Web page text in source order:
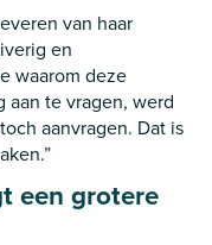
van haar
en
waarom deze
te vragen, werd
aanvragen. Dat is
een grotere